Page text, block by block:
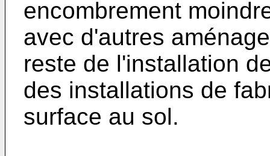
encombrement
avec d'autres
reste de l'installation
des installations de
surface au sol.